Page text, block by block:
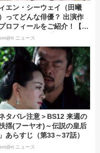
エン・シーウェイ（田曦
ってどんな俳優？ 出演作
ロフィールをご紹介！【ア
俳優名鑑 #118】
ニュース
タバレ注意＞BS12 来週の
扶揺(フーヤオ)～伝説の皇后
あらすじ（第33～37話）
ニュース